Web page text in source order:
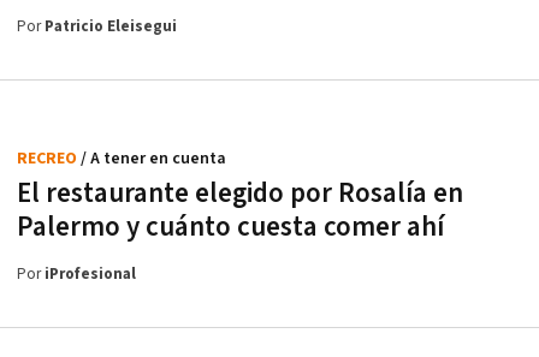
PorPatricio Eleisegui
El restaurante elegido por Rosalía en
Palermo y cuánto cuesta comer ahí
RECREO / A tener en cuenta
PoriProfesional